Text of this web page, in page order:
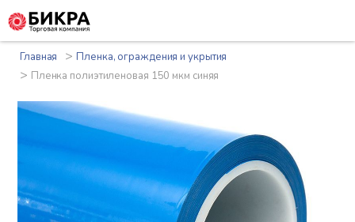
Главная >Пленка, ограждения и укрытия
> Пленка полиэтиленовая 150 мкм синяя